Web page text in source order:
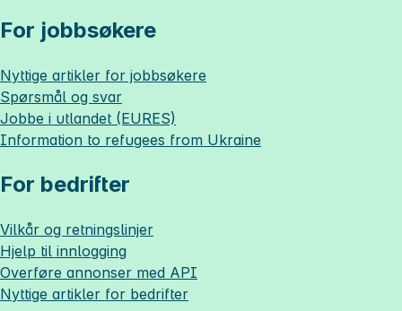
For jobbsøkere
Nyttige artikler for jobbsøkere
Spørsmål og svar
Jobbe i utlandet (EURES)
Information to refugees from Ukraine
For bedrifter
Vilkår og retningslinjer
Hjelp til innlogging
Overføre annonser med API
Nyttige artikler for bedrifter